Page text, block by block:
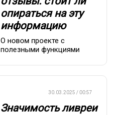
опираться на эту
информацию
О новом проекте с
полезными функциями
30.03.2025 / 00:57
Значимость ливреи